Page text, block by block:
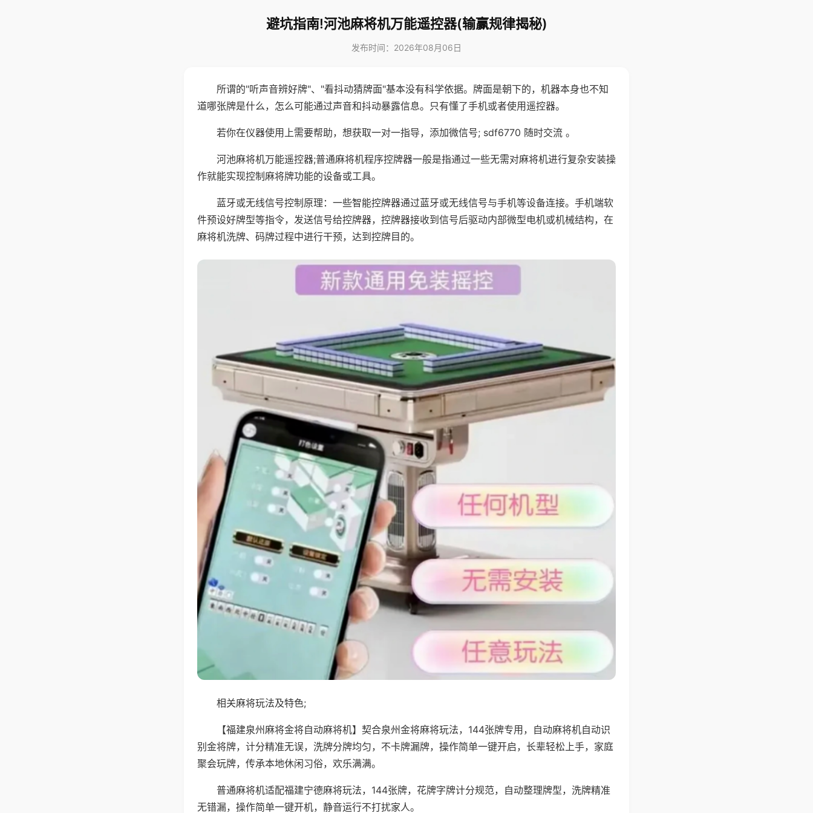
避坑指南!河池麻将机万能遥控器(输赢规律揭秘)
发布时间：2026年08月06日
所谓的"听声音辨好牌"、"看抖动猜牌面"基本没有科学依据。牌面是朝下的，机器本身也不知
道哪张牌是什么，怎么可能通过声音和抖动暴露信息。只有懂了手机或者使用遥控器。
若你在仪器使用上需要帮助，想获取一对一指导，添加微信号; sdf6770 随时交流 。
河池麻将机万能遥控器;普通麻将机程序控牌器一般是指通过一些无需对麻将机进行复杂安装操
作就能实现控制麻将牌功能的设备或工具。
蓝牙或无线信号控制原理：一些智能控牌器通过蓝牙或无线信号与手机等设备连接。手机端软
件预设好牌型等指令，发送信号给控牌器，控牌器接收到信号后驱动内部微型电机或机械结构，在
麻将机洗牌、码牌过程中进行干预，达到控牌目的。
相关麻将玩法及特色;
【福建泉州麻将金将自动麻将机】契合泉州金将麻将玩法，144张牌专用，自动麻将机自动识
别金将牌，计分精准无误，洗牌分牌均匀，不卡牌漏牌，操作简单一键开启，长辈轻松上手，家庭
聚会玩牌，传承本地休闲习俗，欢乐满满。
普通麻将机适配福建宁德麻将玩法，144张牌，花牌字牌计分规范，自动整理牌型，洗牌精准
无错漏，操作简单一键开机，静音运行不打扰家人。